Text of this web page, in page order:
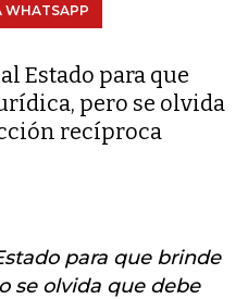
WHATSAPP
Estado para que
pero se olvida
recíproca
para que brinde
se olvida que debe